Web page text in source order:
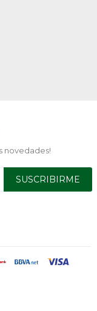
novedades!
SUSCRIBIRME